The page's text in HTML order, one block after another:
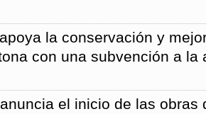
la conservación y
con una subvención a la
el inicio de las obras